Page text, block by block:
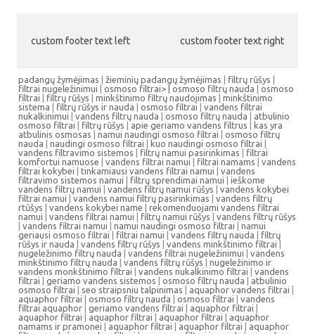
custom footer text left custom footer text right
padangų žymėjimas | žieminių padangų žymėjimas | filtrų rūšys |
filtrai nugeležinimui | osmoso filtrai> | osmoso filtrų nauda | osmoso
filtrai | filtrų rūšys | minkštinimo filtrų naudojimas | minkštinimo
sistema | filtrų rūšys ir nauda | osmoso filtrai | vandens filtrai
nukalkinimui |vandens filtrų nauda | osmoso filtrų nauda | atbulinio
osmoso filtrai | filtrų rūšys |apie geriamo vandens filtrus | kas yra
atbulinis osmosas | namui naudingi osmoso filtrai | osmoso filtrų
nauda | naudingi osmoso filtrai | kuo naudingi osmoso filtrai |
vandens filtravimo sistemos | filtrų namui pasirinkimas | filtrai
komfortui namuose | vandens filtrai namui | filtrai namams | vandens
filtrai kokybei | tinkamiausi vandens filtrai namui | vandens
filtravimo sistemos namui | filtrų sprendimai namui | ieškome
vandens filtrų namui | vandens filtrų namui rūšys | vandens kokybei
filtrai namui |vandens namui filtrų pasirinkimas | vandens filtrų
rtūšys | vandens kokybei name | rekomenduojami vandens filtrai
namui | vandens filtrai namui | filtrų namui rūšys | vandens filtrų rūšys
| vandens filtrai namui | namui naudingi osmoso filtrai | namui
geriausi osmoso filtrai | filtrai namui | vandens filtrų nauda | filtrų
rūšys ir nauda | vandens filtrų rūšys | vandens minkštinimo filtrai |
nugeležinimo filtrų nauda | vandens filtrai nugeležinimui | vandens
minkštinimo filtrų nauda | vandens filtrų rūšys | nugeležinimo ir
vandens monkštinimo filtrai | vandens nukalkinimo filtrai | vandens
filtrai | geriamo vandens sistemos | osmoso filtrų nauda | atbulinio
osmoso filtrai | seo straipsniu talpinimas | aquaphor vandens filtrai |
aquaphor filtrai | osmoso filtrų nauda | osmoso filtrai | vandens
filtrai aquaphor | geriamo vandens filtrai | aquaphor filtrai |
aquaphor filtrai | aquaphor filtrai | aquaphor filtrai | aquaphor
namams ir pramonei | aquaphor filtrai | aquaphor filtrai | aquaphor